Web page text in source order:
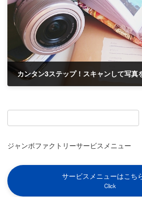
カンタン3ステップ！スキャンして写真
ジャンボファクトリーサービスメニュー
サービスメニューはこち
Click